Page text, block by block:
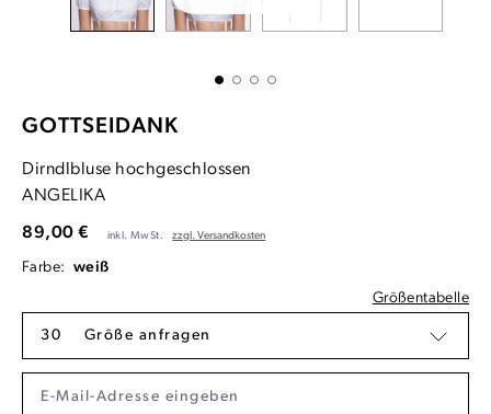
GOTTSEIDANK
Dirndlbluse hochgeschlossen
ANGELIKA
89,00 € inkl. MwSt. zzgl. Versandkosten
Farbe: weiß
Größentabelle
30 Größe anfragen